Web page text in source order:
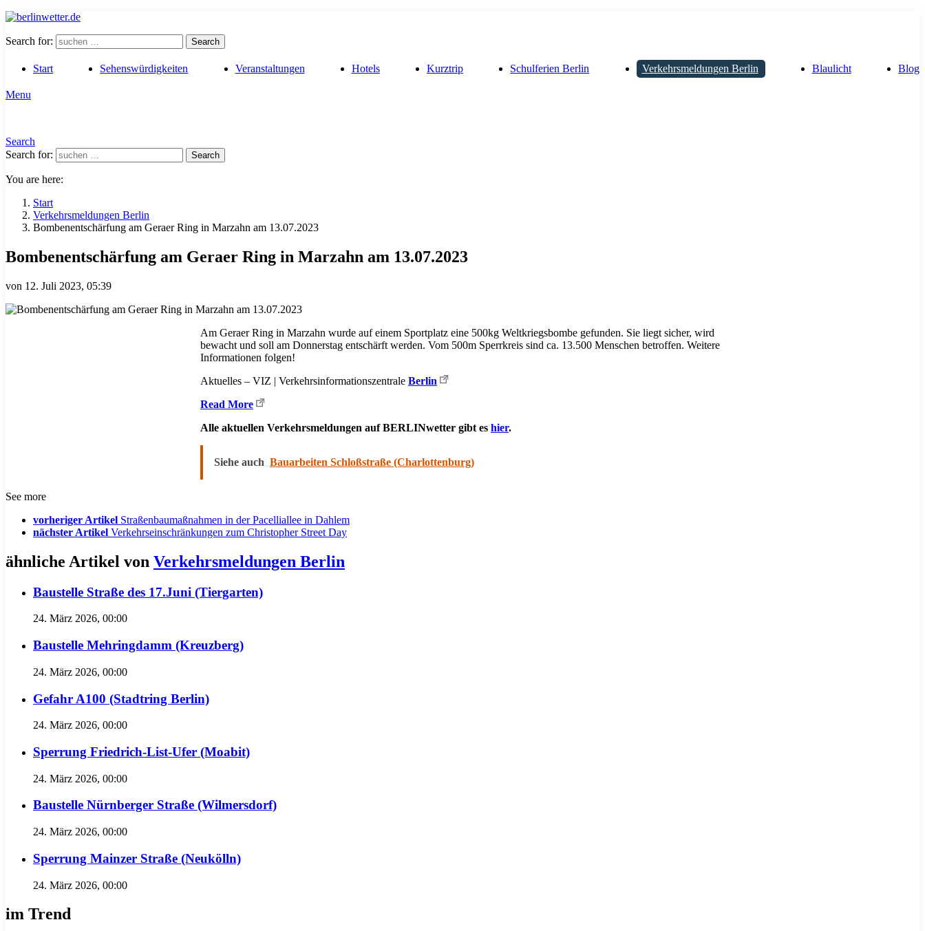
Search for: Search
Start Sehenswürdigkeiten Veranstaltungen Hotels Kurztrip Schulferien Berlin Verkehrsmeldungen Berlin Blaulicht Blog
Menu
Search
Search for:
Search
You are here:
Start
Verkehrsmeldungen Berlin
Bombenentschärfung am Geraer Ring in Marzahn am 13.07.2023
Bombenentschärfung am Geraer Ring in Marzahn am 13.07.2023
von 12. Juli 2023, 05:39
Am Geraer Ring in Marzahn wurde auf einem Sportplatz eine 500kg Weltkriegsbombe gefunden. Sie liegt sicher, wird
bewacht und soll am Donnerstag entschärft werden. Vom 500m Sperrkreis sind ca. 13.500 Menschen betroffen. Weitere
Informationen folgen!
Aktuelles – VIZ | Verkehrsinformationszentrale Berlin
Read More
Alle aktuellen Verkehrsmeldungen auf BERLINwetter gibt es hier.
Siehe auch Bauarbeiten Schloßstraße (Charlottenburg)
See more
vorheriger Artikel Straßenbaumaßnahmen in der Pacelliallee in Dahlem
nächster Artikel Verkehrseinschränkungen zum Christopher Street Day
ähnliche Artikel von Verkehrsmeldungen Berlin
Baustelle Straße des 17.Juni (Tiergarten)
24. März 2026, 00:00
Baustelle Mehringdamm (Kreuzberg)
24. März 2026, 00:00
Gefahr A100 (Stadtring Berlin)
24. März 2026, 00:00
Sperrung Friedrich-List-Ufer (Moabit)
24. März 2026, 00:00
Baustelle Nürnberger Straße (Wilmersdorf)
24. März 2026, 00:00
Sperrung Mainzer Straße (Neukölln)
24. März 2026, 00:00
im Trend